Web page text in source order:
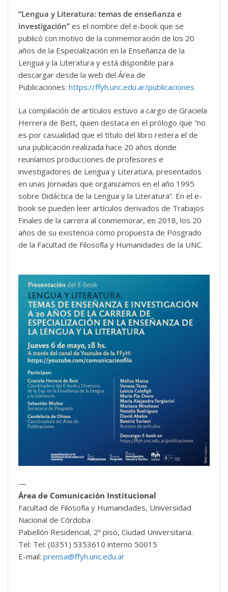
“Lengua y Literatura: temas de enseñanza e
investigación” es el nombre del e-book que se
publicó con motivo de la conmemoración de los 20
años de la Especialización en la Enseñanza de la
Lengua y la Literatura y está disponible para
descargar desde la web del Área de
Publicaciones: https://ffyh.unc.edu.ar/publicaciones
La compilación de artículos estuvo a cargo de Graciela
Herrera de Bett, quien destaca en el prólogo que “no
es por casualidad que el título del libro reitera el de
una publicación realizada hace 20 años donde
reuníamos producciones de profesores e
investigadores de Lengua y Literatura, presentados
en unas Jornadas que organizamos en el año 1995
sobre Didáctica de la Lengua y la Literatura”. En el e-
book se pueden leer artículos derivados de Trabajos
Finales de la carrera al conmemorar, en 2018, los 20
años de su existencia como propuesta de Posgrado
de la Facultad de Filosofía y Humanidades de la UNC.
—
Área de Comunicación Institucional
Facultad de Filosofía y Humanidades, Universidad
Nacional de Córdoba
Pabellón Residencial, 2º piso, Ciudad Universitaria.
Tel: Tel: (0351) 5353610 interno 50015
E-mail: prensa@ffyh.unc.edu.ar